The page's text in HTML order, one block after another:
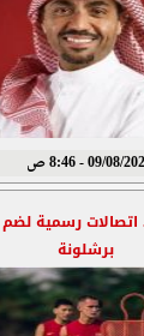
2026 - 8:46 ص
اتصالات رسمية
برشلونة